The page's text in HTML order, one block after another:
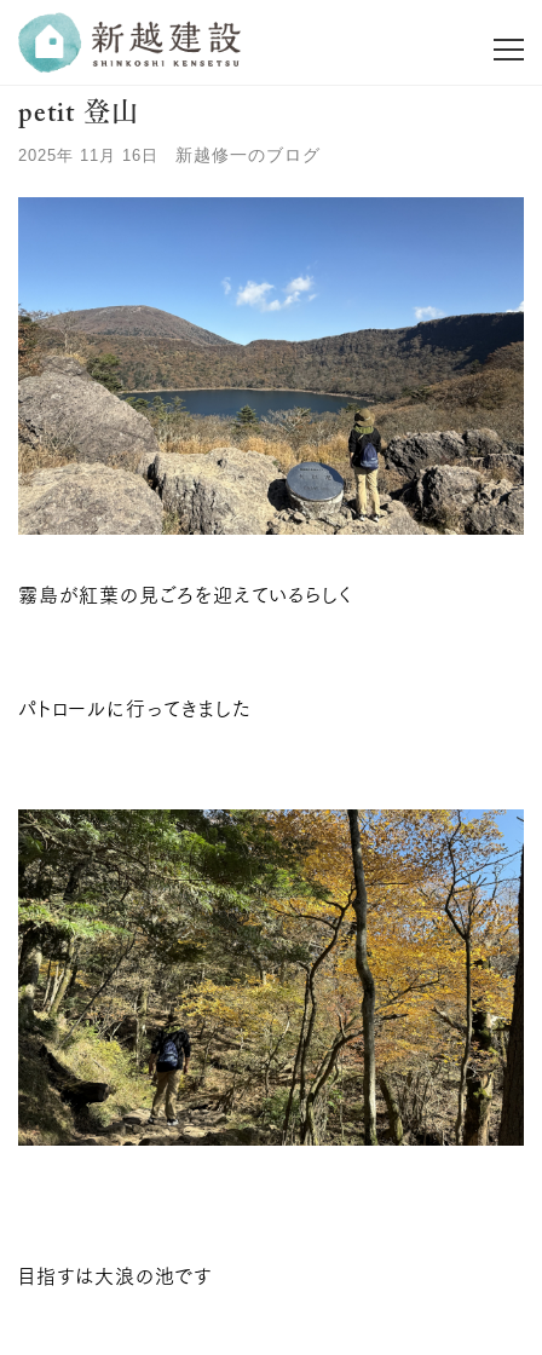
petit 登山
2025年 11月 16日 新越修一のブログ
霧島が紅葉の見ごろを迎えているらしく
パトロールに行ってきました
目指すは大浪の池です